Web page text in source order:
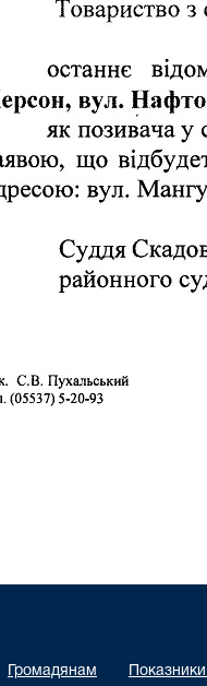
Громадянам Показники